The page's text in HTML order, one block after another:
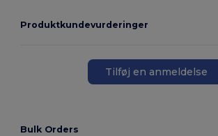
Produktkundevurderinger
Tilføj en anmeldelse
Bulk Orders